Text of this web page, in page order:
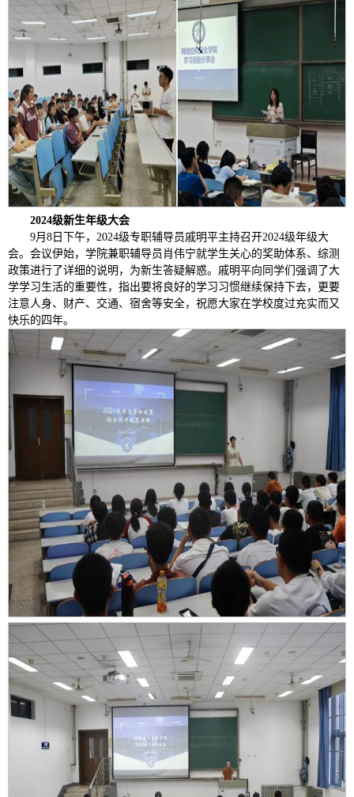
2024级新生年级大会
9月8日下午，2024级专职辅导员戚明平主持召开2024级年级大
会。会议伊始，学院兼职辅导员肖伟宁就学生关心的奖助体系、综测
政策进行了详细的说明，为新生答疑解惑。戚明平向同学们强调了大
学学习生活的重要性，指出要将良好的学习习惯继续保持下去，更要
注意人身、财产、交通、宿舍等安全，祝愿大家在学校度过充实而又
快乐的四年。